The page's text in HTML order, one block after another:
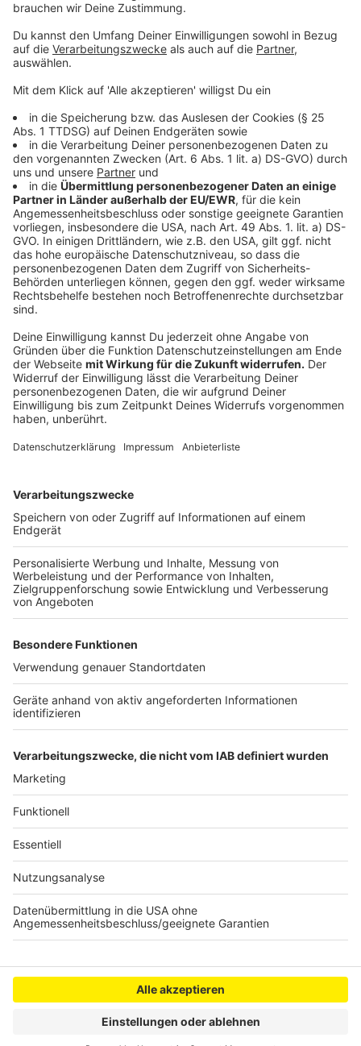
Currysauce:
Das Obst und den Ingwer schälen und in kleine
Scheiben schneiden und in Butter anschwitzen.
Das Obst und den Ingwer dazugeben, mit dem
Currypulver bestäuben und ebenfalls anziehen.
Mit Weißwein ablöschen, den Geflügelfond
dazugeben und etwas reduzieren.
Mit der Sahne auffüllen und die Sauce mit dem
Stabmixer pürieren. Durch ein Sieb passieren und
mit Salz, Pfeffer und Limettensaft
abschmecken.
Anzeige
Das ist der Kitchen Club by Nelson Müller
Anzeige
Bei euch läuft das Radio in der Küche, bei uns die
Küche im Radio. Starkoch Nelson Müller lädt uns
Nachkochen oder Nachkochen lassen. Nelson nimmt
uns mit in seine Küche und weiht uns in die
Geheimnisse eines bekannten Profikochs ein. Der
Kitchen Club by Nelson Müller ist etwas für alle
Gourmets und Gourmüsen. Für alle von euch, die
wissen, dass Kardamom ein Gewürz ist und kein
Ersatzteil fürs Auto. Das ist "Foodtainment" der
Extraklasse. Feinste Küche, die man überall genießen
oder wie Nelson es sagt: "Macht nix, wenn's
schmeckt!"
Nelson Müller live erleben? Hier gibt esInfos zu den
Anzeige